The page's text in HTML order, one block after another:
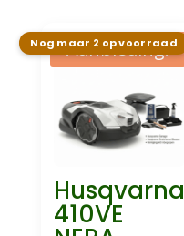
Aanbieding!
Husqvarna
410VE
Nog maar 2 op voorraad